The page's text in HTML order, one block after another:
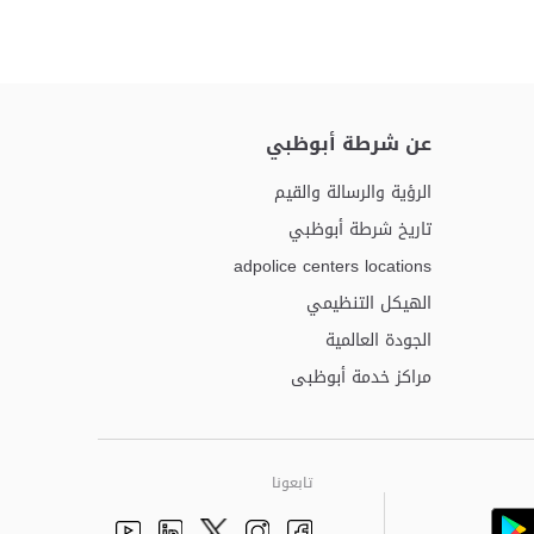
عن شرطة أبوظبي
الرؤية والرسالة والقيم
تاريخ شرطة أبوظبي
adpolice centers locations
الهيكل التنظيمي
الجودة العالمية
مراكز خدمة أبوظبى
تابعونا